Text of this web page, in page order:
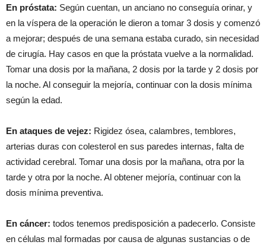
En próstata: Según cuentan, un anciano no conseguía orinar, y
en la víspera de la operación le dieron a tomar 3 dosis y comenzó
a mejorar; después de una semana estaba curado, sin necesidad
de cirugía. Hay casos en que la próstata vuelve a la normalidad.
Tomar una dosis por la mañana, 2 dosis por la tarde y 2 dosis por
la noche. Al conseguir la mejoría, continuar con la dosis mínima
según la edad.
En ataques de vejez: Rigidez ósea, calambres, temblores,
arterias duras con colesterol en sus paredes internas, falta de
actividad cerebral. Tomar una dosis por la mañana, otra por la
tarde y otra por la noche. Al obtener mejoría, continuar con la
dosis mínima preventiva.
En cáncer: todos tenemos predisposición a padecerlo. Consiste
en células mal formadas por causa de algunas sustancias o de